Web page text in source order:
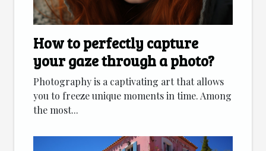
How to perfectly capture
your gaze through a photo?
Photography is a captivating art that allows
you to freeze unique moments in time. Among
the most...